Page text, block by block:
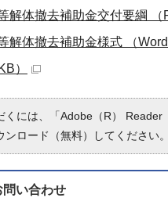
解体撤去補助金交付要綱 （
解体撤去補助金様式 （Word
）
くには、「Adobe（R）
ンロード（無料）してください。
問い合わせ